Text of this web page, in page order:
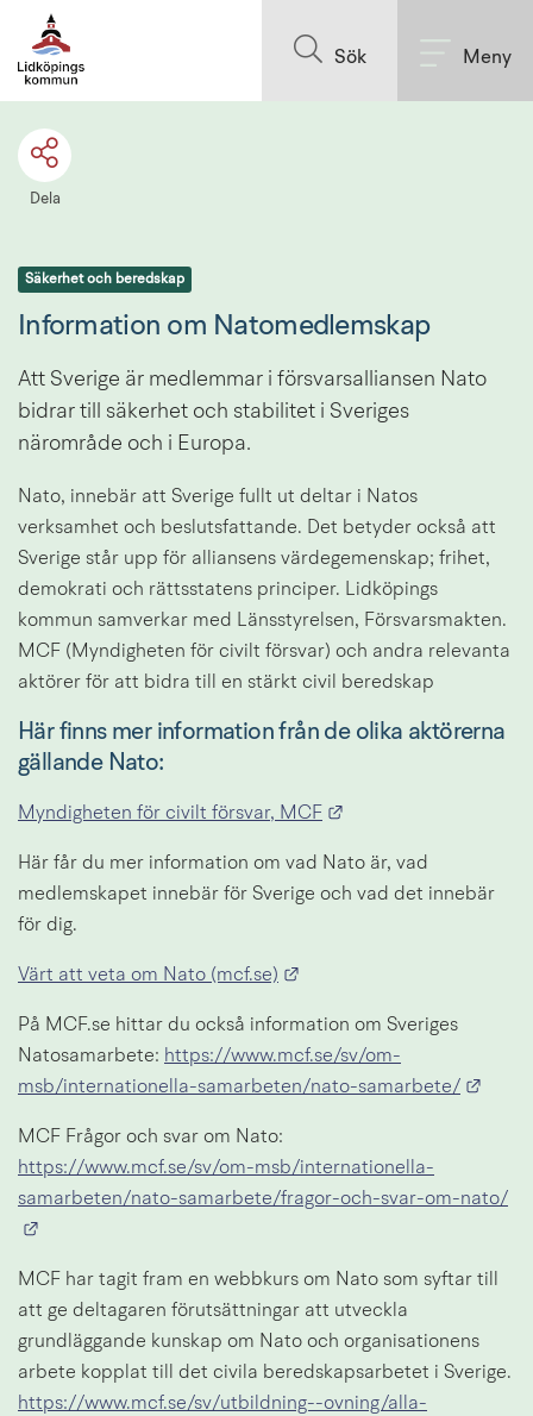
Sök Meny
Dela
Säkerhet och beredskap
Information om Natomedlemskap
Att Sverige är medlemmar i försvarsalliansen Nato
bidrar till säkerhet och stabilitet i Sveriges
närområde och i Europa.
Nato, innebär att Sverige fullt ut deltar i Natos
verksamhet och beslutsfattande. Det betyder också att
Sverige står upp för alliansens värdegemenskap; frihet,
demokrati och rättsstatens principer. Lidköpings
kommun samverkar med Länsstyrelsen, Försvarsmakten.
MCF (Myndigheten för civilt försvar) och andra relevanta
aktörer för att bidra till en stärkt civil beredskap
Här finns mer information från de olika aktörerna
gällande Nato:
Myndigheten för civilt försvar, MCF
Här får du mer information om vad Nato är, vad
medlemskapet innebär för Sverige och vad det innebär
för dig.
Värt att veta om Nato (mcf.se)
På MCF.se hittar du också information om Sveriges
Natosamarbete: https://www.mcf.se/sv/om-
msb/internationella-samarbeten/nato-samarbete/
https://www.mcf.se/sv/om-msb/internationella-
samarbeten/nato-samarbete/fragor-och-svar-om-nato/
MCF har tagit fram en webbkurs om Nato som syftar till
att ge deltagaren förutsättningar att utveckla
grundläggande kunskap om Nato och organisationens
https://www.mcf.se/sv/utbildning--ovning/alla-